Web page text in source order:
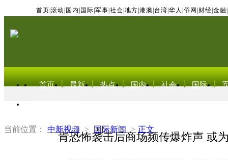
首页 滚动 国内 国际 军事 社会 地方 港澳 台湾 华人 侨网 财经 金融
首页 最新 热点 国内 社会 国际
当前位置： 中新视频 > 国际新闻 > 正文
肯恐怖袭击后商场频传爆炸声 或